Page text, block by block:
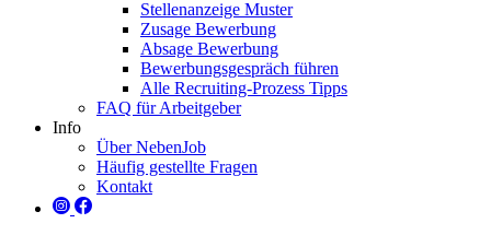
Stellenanzeige Muster
Zusage Bewerbung
Absage Bewerbung
Bewerbungsgespräch führen
Alle Recruiting-Prozess Tipps
FAQ für Arbeitgeber
Info
Über NebenJob
Häufig gestellte Fragen
Kontakt